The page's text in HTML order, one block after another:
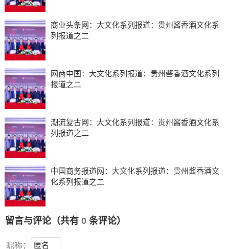
商业头条网：大文化系列报道：贵州酱香酒文化系
列报道之二
网商中国：大文化系列报道：贵州酱香酒文化系列
报道之二
潮流复古网：大文化系列报道：贵州酱香酒文化系
列报道之二
中国商务报道网：大文化系列报道：贵州酱香酒文
化系列报道之二
留言与评论（共有 0条评论）
昵称：